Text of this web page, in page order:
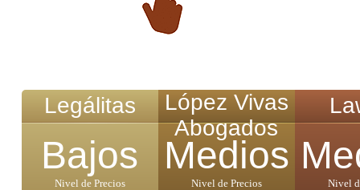
Legálitas
Bajos
Nivel de Precios
López Vivas
Abogados
Medios
Nivel de Precios Nivel